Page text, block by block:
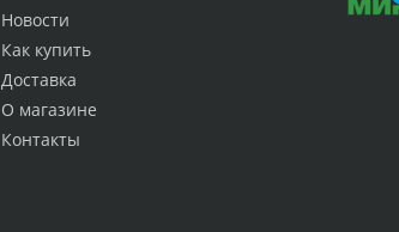
Новости
Как купить
Доставка
О магазине
Контакты